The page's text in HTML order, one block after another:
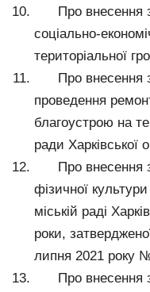
Про внесення
соціально-
територіальної
Про внесення
проведення
благоустрою на
ради Харківської
Про внесення
фізичної
міській раді
роки,
липня 2021 року
Про внесення